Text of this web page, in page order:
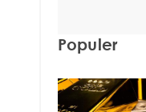
Populer